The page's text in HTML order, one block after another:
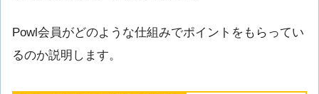
Powl会員がどのような仕組みでポイントをもらってい
るのか説明します。